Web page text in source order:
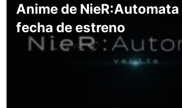
Anime de
fecha de estreno